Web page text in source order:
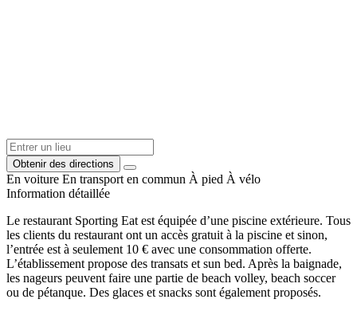
Obtenir des directions
En voiture En transport en commun À pied À vélo
Information détaillée
Le restaurant Sporting Eat est équipée d’une piscine extérieure. Tous
les clients du restaurant ont un accès gratuit à la piscine et sinon,
l’entrée est à seulement 10 € avec une consommation offerte.
L’établissement propose des transats et sun bed. Après la baignade,
les nageurs peuvent faire une partie de beach volley, beach soccer
ou de pétanque. Des glaces et snacks sont également proposés.